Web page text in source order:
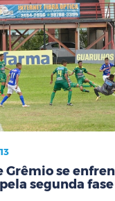
Grêmio se
segunda fase